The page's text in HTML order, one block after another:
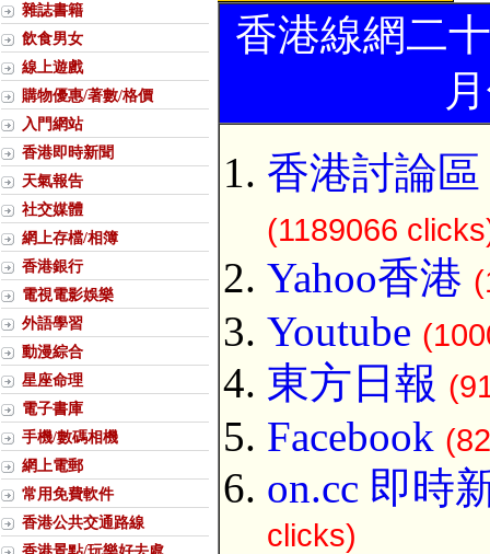
雜誌書籍
飲食男女
線上遊戲
購物優惠/著數/格價
入門網站
香港即時新聞
天氣報告
社交媒體
網上存檔/相簿
香港銀行
電視電影娛樂
外語學習
動漫綜合
星座命理
電子書庫
手機/數碼相機
網上電郵
常用免費軟件
香港公共交通路線
香港線網二
香港討論區
(1189066
Yahoo香港
Youtube
東方日報
Facebook
on.cc 即時
clicks)